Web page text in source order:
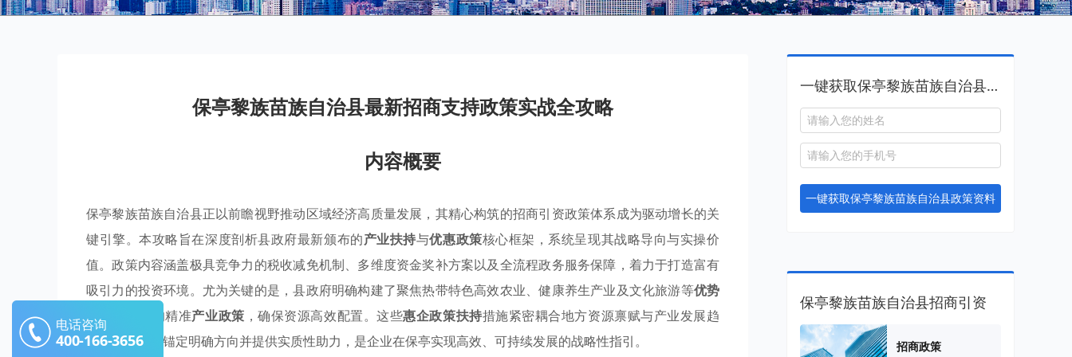
保亭黎族苗族自治县最新招商支持政策实战全攻略
内容概要
保亭黎族苗族自治县正以前瞻视野推动区域经济高质量发展，其精心构筑的招商引资政策体系成为驱动增长的关
键引擎。本攻略旨在深度剖析县政府最新颁布的产业扶持与优惠政策核心框架，系统呈现其战略导向与实操价
值。政策内容涵盖极具竞争力的税收减免机制、多维度资金奖补方案以及全流程政务服务保障，着力于打造富有
吸引力的投资环境。尤为关键的是，县政府明确构建了聚焦热带特色高效农业、健康养生产业及文化旅游等优势
产业聚集
区的精准产业政策 ，确保资源高效配置。这些惠企政策扶持措施紧密耦合地方资源禀赋与产业发展趋
势，为投资者锚定明确方向并提供实质性助力，是企业在保亭实现高效、可持续发展的战略性指引。
一键获取保亭黎族苗族自治县政策资料
一键获取保亭黎族苗族自治县政策资料
保亭黎族苗族自治县招商引资
招商政策
电话咨询
400-166-3656